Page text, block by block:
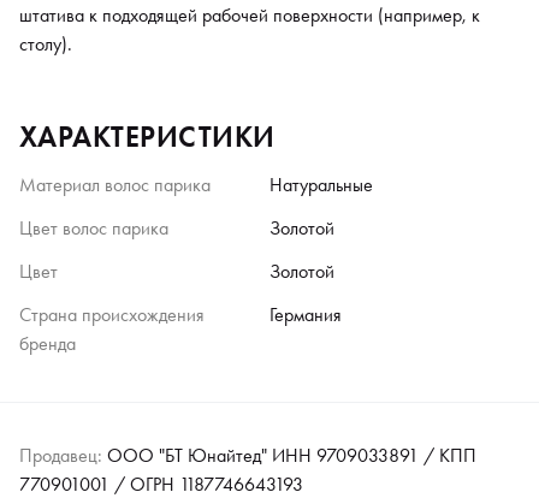
штатива к подходящей рабочей поверхности (например, к
столу).
ХАРАКТЕРИСТИКИ
Материал волос парика
Натуральные
Цвет волос парика
Золотой
Цвет
Золотой
Страна происхождения
бренда
Германия
Продавец: ООО "БТ Юнайтед" ИНН 9709033891 / КПП
770901001 / ОГРН 1187746643193